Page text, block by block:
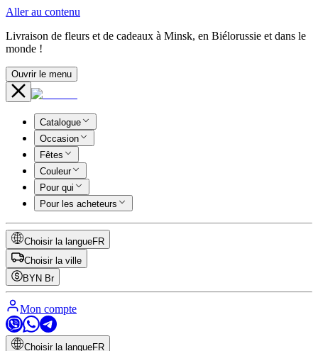
Aller au contenu
Livraison de fleurs et de cadeaux à Minsk, en Biélorussie et dans le
monde !
Ouvrir le menu
Catalogue
Occasion
Fêtes
Couleur
Pour qui
Pour les acheteurs
Choisir la langueFR
Choisir la ville
BYN Br
Mon compte
Choisir la langueFR